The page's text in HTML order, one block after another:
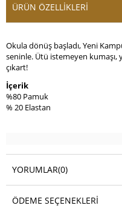
ÜRÜN ÖZELLIKLERI
Okula dönüş başladı, Yeni
seninle. Ütü istemeyen
çıkart!
İçerik
%80 Pamuk
% 20 Elastan
YORUMLAR(0)
ÖDEME SEÇENEKLERI